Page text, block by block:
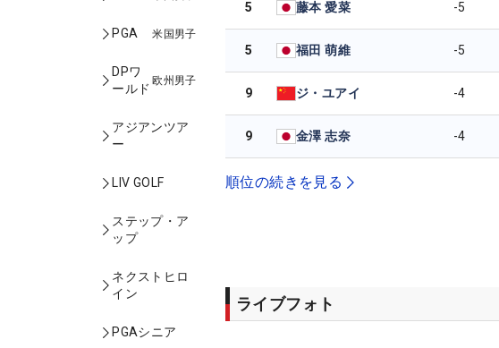
PGA 米国男子
DPワ
ールド
欧州男子
アジアンツア
ー
LIV GOLF
ステップ・ア
ップ
ネクストヒロ
イン
PGAシニア
5 藤本 愛菜 -5
5 福田 萌維 -5
9 ジ・ユアイ -4
9 金澤 志奈 -4
順位の続きを見る
ライブフォト